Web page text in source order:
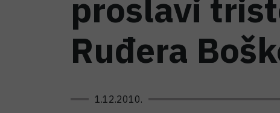
proslavi
Ruđera
1.12.2010.